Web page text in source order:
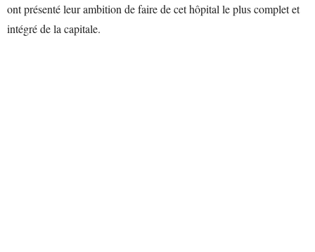
ont présenté leur ambition de faire de cet hôpital le plus complet et
intégré de la capitale.